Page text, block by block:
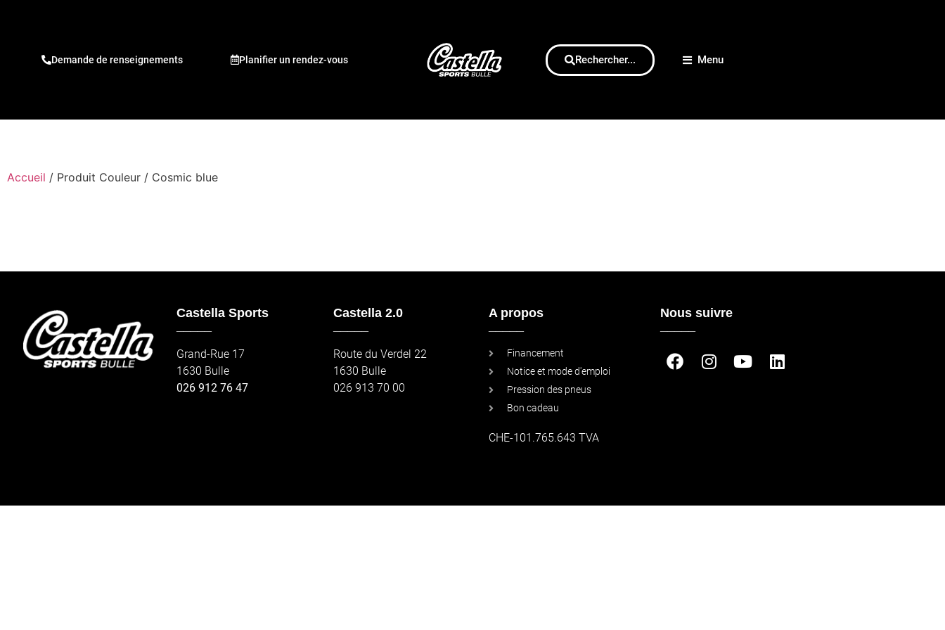
Demande de renseignements Planifier un rendez-vous Rechercher... Menu
Accueil / Produit Couleur / Cosmic blue
Castella Sports
Grand-Rue 17
1630 Bulle
026 912 76 47
Castella 2.0
Route du Verdel 22
1630 Bulle
026 913 70 00
A propos
Financement
Notice et mode d'emploi
Pression des pneus
Bon cadeau
CHE-101.765.643 TVA
Nous suivre